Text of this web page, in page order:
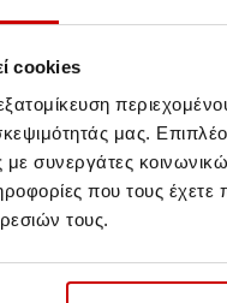
cookies
μας.
με συνεργάτες
που τους έχετε
τους.